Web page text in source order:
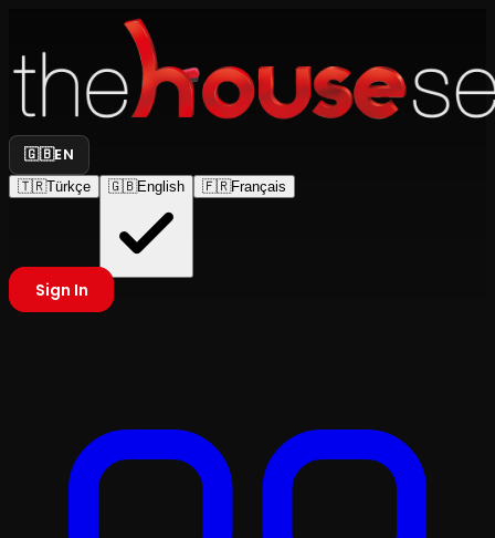
🇬🇧EN
🇹🇷Türkçe 🇬🇧English 🇫🇷Français
Sign In